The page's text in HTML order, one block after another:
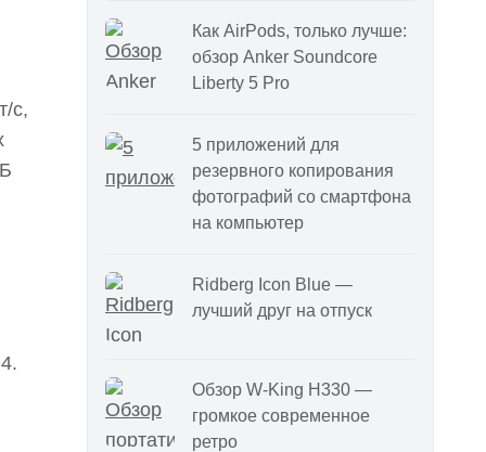
с,
Как AirPods, только лучше:
обзор Anker Soundcore
Liberty 5 Pro
5 приложений для
резервного копирования
фотографий со смартфона
на компьютер
Ridberg Icon Blue —
лучший друг на отпуск
Обзор W-King H330 —
громкое современное
ретро